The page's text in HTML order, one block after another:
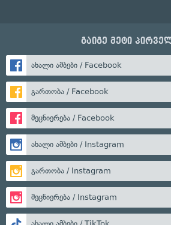
გაიგე მეტი
ახალი ამბები / Facebook
გართობა / Facebook
მეცნიერება / Facebook
ახალი ამბები / Instagram
გართობა / Instagram
მეცნიერება / Instagram